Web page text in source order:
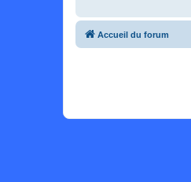
Accueil du forum